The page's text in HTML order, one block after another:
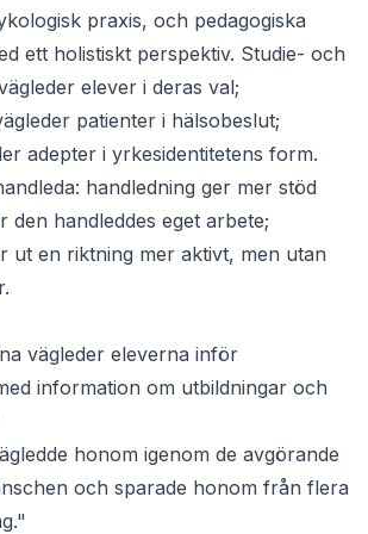
praxis, och pedagogiska
ett holistiskt perspektiv. Studie- och
elever i deras val;
patienter i hälsobeslut;
adepter i yrkesidentitetens form.
: handledning ger mer stöd
handleddes eget arbete;
ut en riktning mer aktivt, men utan
vägleder eleverna inför
information om utbildningar och
honom igenom de avgörande
och sparade honom från flera